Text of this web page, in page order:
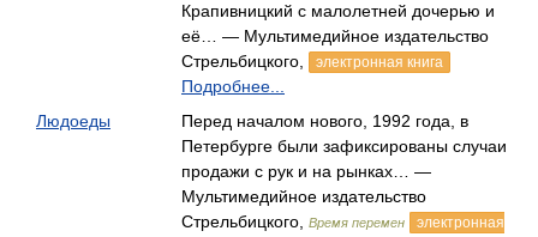
Крапивницкий с малолетней дочерью и
её… — Мультимедийное издательство
Стрельбицкого,
электронная книга
Подробнее...
Людоеды
Перед началом нового, 1992 года, в
Петербурге были зафиксированы случаи
продажи с рук и на рынках… —
Мультимедийное издательство
Стрельбицкого,
Время перемен
электронная